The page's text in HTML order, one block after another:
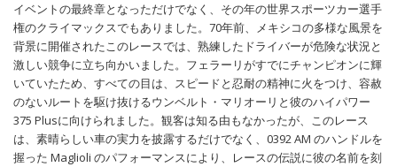
イベントの最終章となっただけでなく、その年の世界​​スポーツカー選手
権のクライマックスでもありました。70年前、メキシコの多様な風景を
背景に開催されたこのレースでは、熟練したドライバーが危険な状況と
激しい競争に立ち向かいました。フェラーリがすでにチャンピオンに輝
いていたため、すべての目は、スピードと忍耐の精神に火をつけ、容赦
のないルートを駆け抜けるウンベルト・マリオーリと彼のハイパワー
375 Plusに向けられました。観客は知る由もなかったが、このレース
は、素晴らしい車の実力を披露するだけでなく、0392 AM のハンドルを
握った Maglioli のパフォーマンスにより、レースの伝説に彼の名前を刻